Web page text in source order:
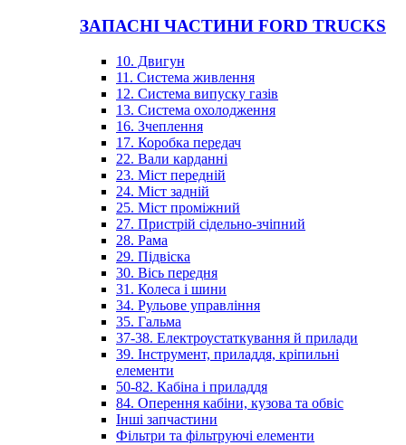
ЗАПАСНІ ЧАСТИНИ FORD TRUCKS
10. Двигун
11. Система живлення
12. Система випуску газів
13. Система охолодження
16. Зчеплення
17. Коробка передач
22. Вали карданні
23. Міст передній
24. Міст задній
25. Міст проміжний
27. Пристрій сідельно-зчіпний
28. Рама
29. Підвіска
30. Вісь передня
31. Колеса і шини
34. Рульове управління
35. Гальма
37-38. Електроустаткування й прилади
39. Інструмент, приладдя, кріпильні
елементи
50-82. Кабіна і приладдя
84. Оперення кабіни, кузова та обвіс
Інші запчастини
Фільтри та фільтруючі елементи